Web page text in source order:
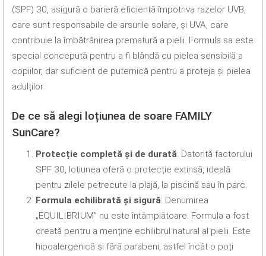
(SPF) 30, asigură o barieră eficientă împotriva razelor UVB,
care sunt responsabile de arsurile solare, și UVA, care
contribuie la îmbătrânirea prematură a pielii. Formula sa este
special concepută pentru a fi blândă cu pielea sensibilă a
copiilor, dar suficient de puternică pentru a proteja și pielea
adulților.
De ce să alegi loțiunea de soare FAMILY
SunCare?
Protecție completă și de durată: Datorită factorului
SPF 30, loțiunea oferă o protecție extinsă, ideală
pentru zilele petrecute la plajă, la piscină sau în parc.
Formula echilibrată și sigură: Denumirea
„EQUILIBRIUM” nu este întâmplătoare. Formula a fost
creată pentru a menține echilibrul natural al pielii. Este
hipoalergenică și fără parabeni, astfel încât o poți